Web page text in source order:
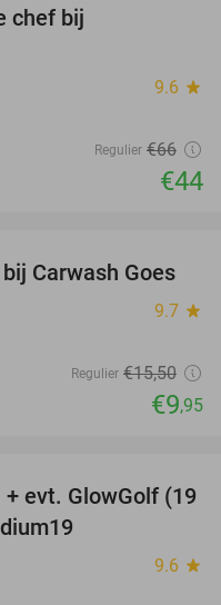
chef bij
9.6 star
Regulier €66
€44
36%
Carwash Goes
9.7 star
Regulier €15,50
€9,95
36%
evt. GlowGolf (19
9.6 star